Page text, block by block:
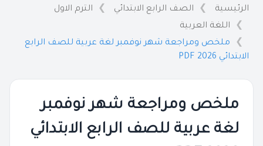
الرئيسية الصف الرابع الابتدائي
الترم الاول
اللغة العربية
ملخص ومراجعة شهر نوفمبر لغة عربية للصف الرابع
الابتدائي 2026 PDF
ملخص ومراجعة شهر نوفمبر
لغة عربية للصف الرابع الابتدائي